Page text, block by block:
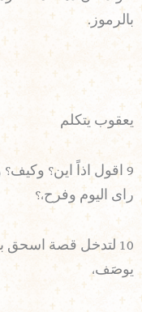
بالرموز.
يعقوب يتكلم
9 اقول اذاً اين؟
راى اليوم وفرح،؟
10 لتدخل قصة اسحق
يوصَف،